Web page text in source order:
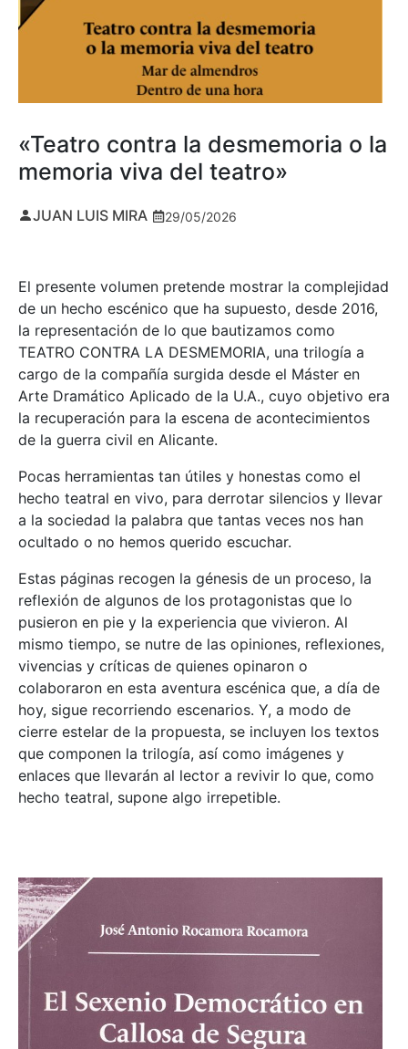
«Teatro contra la desmemoria o la
memoria viva del teatro»
JUAN LUIS MIRA 29/05/2026
El presente volumen pretende mostrar la complejidad
de un hecho escénico que ha supuesto, desde 2016,
la representación de lo que bautizamos como
TEATRO CONTRA LA DESMEMORIA, una trilogía a
cargo de la compañía surgida desde el Máster en
Arte Dramático Aplicado de la U.A., cuyo objetivo era
la recuperación para la escena de acontecimientos
de la guerra civil en Alicante.
Pocas herramientas tan útiles y honestas como el
hecho teatral en vivo, para derrotar silencios y llevar
a la sociedad la palabra que tantas veces nos han
ocultado o no hemos querido escuchar.
Estas páginas recogen la génesis de un proceso, la
reflexión de algunos de los protagonistas que lo
pusieron en pie y la experiencia que vivieron. Al
mismo tiempo, se nutre de las opiniones, reflexiones,
vivencias y críticas de quienes opinaron o
colaboraron en esta aventura escénica que, a día de
hoy, sigue recorriendo escenarios. Y, a modo de
cierre estelar de la propuesta, se incluyen los textos
que componen la trilogía, así como imágenes y
enlaces que llevarán al lector a revivir lo que, como
hecho teatral, supone algo irrepetible.